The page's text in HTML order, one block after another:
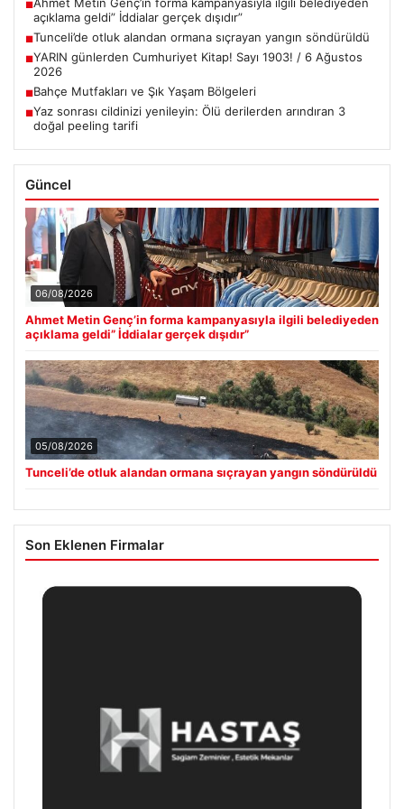
■
açıklama geldi” İddialar gerçek dışıdır”
■Tunceli’de otluk alandan ormana sıçrayan yangın söndürüldü
■YARIN günlerden Cumhuriyet Kitap! Sayı 1903! / 6 Ağustos
2026
■Bahçe Mutfakları ve Şık Yaşam Bölgeleri
■Yaz sonrası cildinizi yenileyin: Ölü derilerden arındıran 3
doğal peeling tarifi
Güncel
06/08/2026
Ahmet Metin Genç’in forma kampanyasıyla ilgili belediyeden
açıklama geldi” İddialar gerçek dışıdır”
05/08/2026
Tunceli’de otluk alandan ormana sıçrayan yangın söndürüldü
Son Eklenen Firmalar